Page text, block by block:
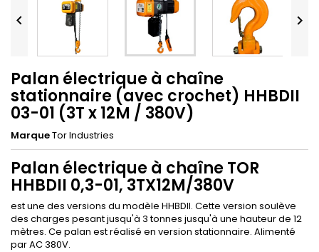
 
Palan électrique à chaîne
stationnaire (avec crochet) HHBDII
03-01 (3T x 12M / 380V)
MarqueTor Industries
Palan électrique à chaîne TOR
HHBDII 0,3-01, 3TX12M/380V
est une des versions du modèle HHBDII. Cette version soulève
des charges pesant jusqu'à 3 tonnes jusqu'à une hauteur de 12
mètres. Ce palan est réalisé en version stationnaire. Alimenté
par AC 380V.